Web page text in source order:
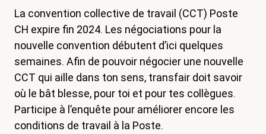
magazine
Shop
Contact
Initiative congé familial
La convention collective de travail (CCT) Poste
CH expire fin 2024. Les négociations pour la
nouvelle convention débutent d’ici quelques
semaines. Afin de pouvoir négocier une nouvelle
CCT qui aille dans ton sens, transfair doit savoir
où le bât blesse, pour toi et pour tes collègues.
Participe à l’enquête pour améliorer encore les
conditions de travail à la Poste.